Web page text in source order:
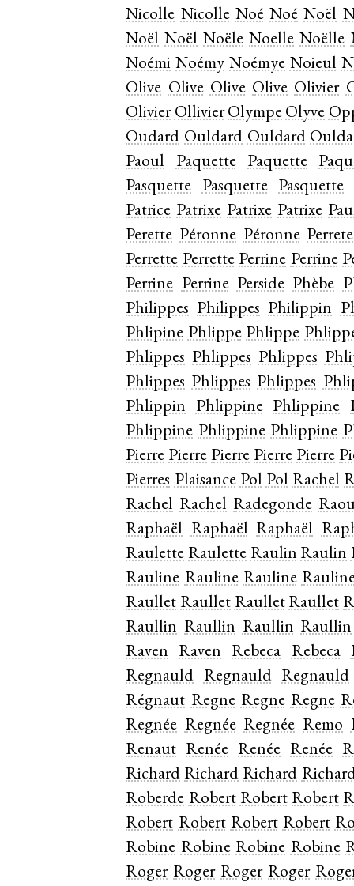
Nicolle Nicolle Noé Noé Noël
Noël Noël Noële Noelle Noëlle
Noémi Noémy Noémye Noieul
Olive Olive Olive Olive Olivier
Olivier Ollivier Olympe Olyve
Oudard Ouldard Ouldard
Paoul
Paquette Paquette
Pasquette
Pasquette
Pasquette
Patrice Patrixe Patrixe Patrixe
Perette Péronne Péronne Perrete
Perrette Perrette Perrine Perrine
Perrine Perrine Perside Phèbe
Philippes Philippes Philippin
Phlipine Phlippe Phlippe
Phlippes Phlippes Phlippes
Phlippes Phlippes Phlippes
Phlippin
Phlippine Phlippine
Phlippine Phlippine Phlippine
Pierre Pierre Pierre Pierre Pierre
Pierres Plaisance Pol Pol Rachel
Rachel Rachel Radegonde
Raphaël
Raphaël Raphaël
Raulette Raulette Raulin Raulin
Rauline Rauline Rauline
Raullet Raullet Raullet Raullet
Raullin Raullin Raullin Raullin
Raven
Raven Rebeca Rebeca
Regnauld
Regnauld
Regnauld
Régnaut Regne Regne Regne
Regnée Regnée Regnée Remo
Renaut
Renée Renée Renée
Richard Richard Richard
Roberde Robert Robert Robert
Robert Robert Robert Robert
Robine Robine Robine Robine
Roger Roger Roger Roger